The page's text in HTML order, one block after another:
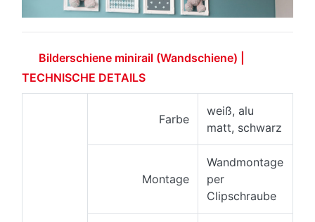
Bilderschiene minirail (Wandschiene) |
TECHNISCHE DETAILS
Farbe
weiß, alu
matt, schwarz
Montage
Wandmontage
per
Clipschraube